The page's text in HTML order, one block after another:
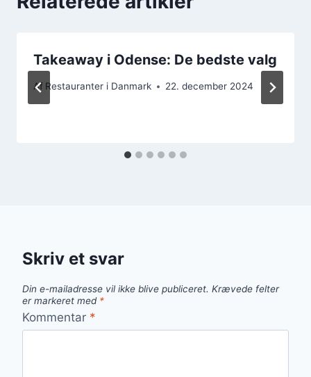
Takeaway i Odense: De bedste valg
Af Restauranter i Danmark 22. december 2024
Skriv et svar
Din e-mailadresse vil ikke blive publiceret. Krævede felter
er markeret med *
Kommentar *